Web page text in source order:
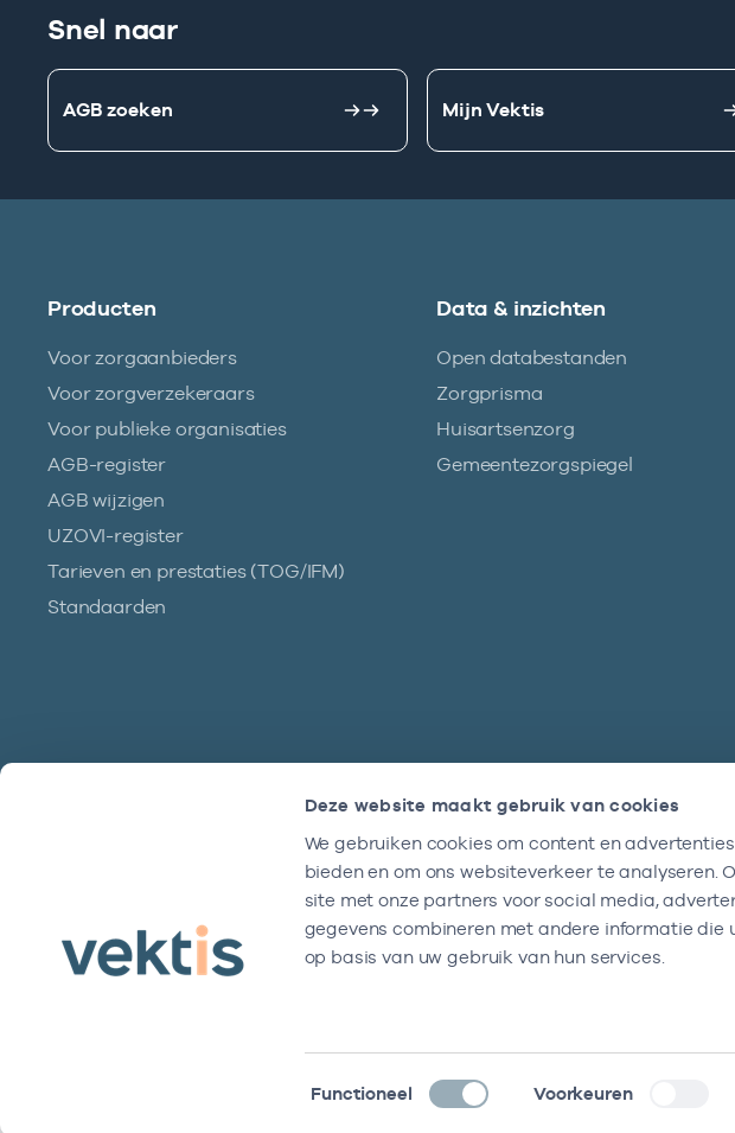
Deze website maakt gebruik van cookies
We gebruiken cookies om content en
bieden en om ons websiteverkeer te analyseren.
site met onze partners voor social media,
gegevens combineren met andere informatie die
op basis van uw gebruik van hun services.
Toestemmingsselectie
Functioneel Voorkeuren
Snel naar
AGB zoeken Mijn Vektis
Producten
Voor zorgaanbieders
Voor zorgverzekeraars
Voor publieke organisaties
AGB-register
AGB wijzigen
UZOVI-register
Tarieven en prestaties (TOG/IFM)
Standaarden
Data & inzichten
Open databestanden
Zorgprisma
Huisartsenzorg
Gemeentezorgspiegel
We zijn doordeweeks bereikbaar tussen
Nieuwsbrief
Altijd op de
nieuwtjes?
Algemene voorwaarden Privacy- en cookieverklaring Kwetsbaarheid